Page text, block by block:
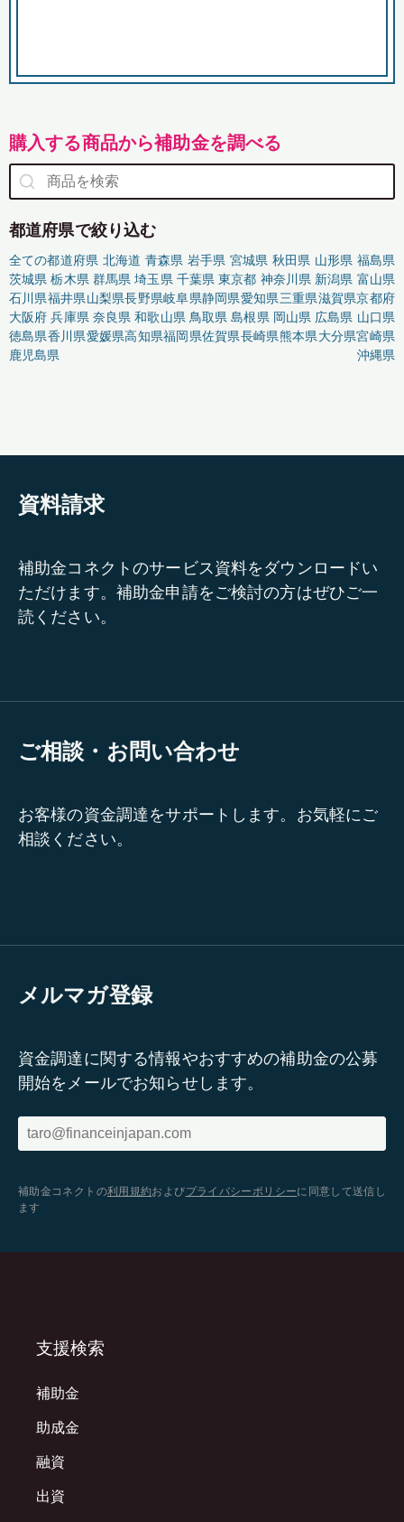
購入する商品から補助金を調べる
都道府県で絞り込む
全ての都道府県 北海道 青森県 岩手県 宮城県 秋田県 山形県 福島県
茨城県 栃木県 群馬県 埼玉県 千葉県 東京都 神奈川県 新潟県 富山県
石川県福井県山梨県長野県岐阜県静岡県愛知県三重県滋賀県京都府
大阪府 兵庫県 奈良県 和歌山県 鳥取県 島根県 岡山県 広島県 山口県
徳島県香川県愛媛県高知県福岡県佐賀県長崎県熊本県大分県宮崎県
鹿児島県
沖縄県
資料請求
補助金コネクトのサービス資料をダウンロードい
ただけます。補助金申請をご検討の方はぜひご一
読ください。
ご相談・お問い合わせ
お客様の資金調達をサポートします。お気軽にご
相談ください。
メルマガ登録
資金調達に関する情報やおすすめの補助金の公募
開始をメールでお知らせします。
補助金コネクトの利用規約およびプライバシーポリシーに同意して送信し
ます
支援検索
補助金
助成金
融資
出資